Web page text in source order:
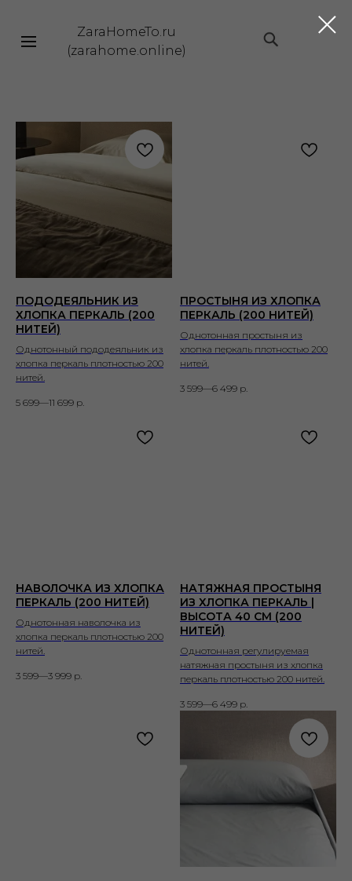
|||
ZaraHomeTo.ru
(zarahome.online)
ПОДОДЕЯЛЬНИК ИЗ
ХЛОПКА ПЕРКАЛЬ (200
НИТЕЙ)
Однотонный пододеяльник из
хлопка перкаль плотностью 200
нитей.
5 699—11 699 р.
ПРОСТЫНЯ ИЗ ХЛОПКА
ПЕРКАЛЬ (200 НИТЕЙ)
Однотонная простыня из
хлопка перкаль плотностью 200
нитей.
3 599—6 499 р.
НАВОЛОЧКА ИЗ ХЛОПКА
ПЕРКАЛЬ (200 НИТЕЙ)
Однотонная наволочка из
хлопка перкаль плотностью 200
нитей.
3 599—3 999 р.
НАТЯЖНАЯ ПРОСТЫНЯ
ИЗ ХЛОПКА ПЕРКАЛЬ |
ВЫСОТА 40 СМ (200
НИТЕЙ)
Однотонная регулируемая
натяжная простыня из хлопка
перкаль плотностью 200 нитей.
3 599—6 499 р.